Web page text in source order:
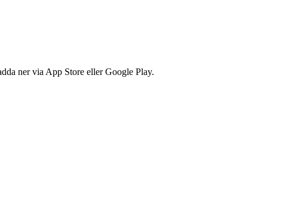
ner via App Store eller Google Play.